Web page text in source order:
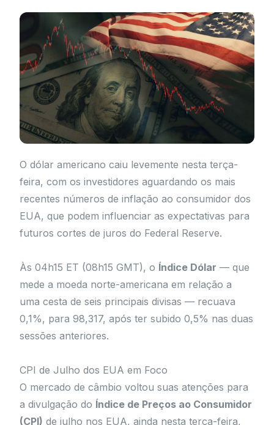
O dólar americano caiu levemente nesta terça-
feira, com os investidores aguardando os mais
recentes números de inflação ao consumidor dos
EUA, que podem influenciar as expectativas para
futuros cortes de juros do Federal Reserve.
Às 04h15 ET (08h15 GMT), o Índice Dólar — que
mede a moeda norte-americana em relação a
uma cesta de seis principais divisas — recuava
0,1%, para 98,317, após ter subido 0,5% nas duas
sessões anteriores.
CPI de Julho dos EUA em Foco
O mercado de câmbio voltou suas atenções para
a divulgação do Índice de Preços ao Consumidor
(CPI) de julho nos EUA, ainda nesta terça-feira,